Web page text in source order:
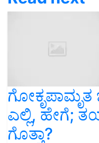
ಗೋಕೃಪಾಮೃತ
ಎಲ್ಲಿ, ಹೇಗೆ;
ಗೊತ್ತಾ?